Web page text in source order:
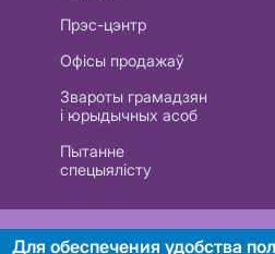
Прэс-цэнтр
Офісы продажаў
Звароты грамадзян
і юрыдычных асоб
Пытанне
спецыялісту
РУП «Белтэлекам». УНП
Для обеспечения удобства